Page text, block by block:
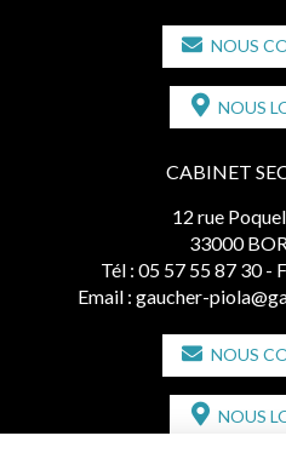
NOUS
NOUS
CABINET
12 rue
33000
Tél : 05 57 55 87 30 -
Email : gaucher-
NOUS
NOUS